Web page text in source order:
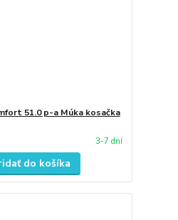
51.0 p-a Múka kosačka
3-7 dní
do košíka